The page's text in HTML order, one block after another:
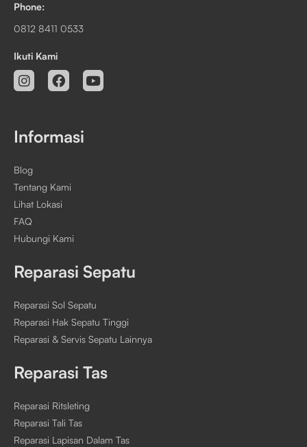
Phone:
0812 8411 0533
Ikuti Kami
Informasi
Blog
Tentang Kami
Lihat Lokasi
FAQ
Hubungi Kami
Reparasi Sepatu
Reparasi Sol Sepatu
Reparasi Hak Sepatu Tinggi
Reparasi & Servis Sepatu Lainnya
Reparasi Tas
Reparasi Ritsleting
Reparasi Tali Tas
Reparasi Lapisan Dalam Tas